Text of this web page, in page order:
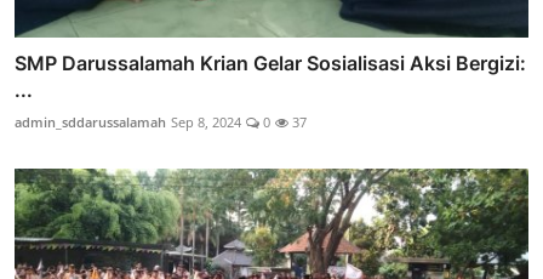
SMP Darussalamah Krian Gelar Sosialisasi Aksi Bergizi:
...
admin_sddarussalamah Sep 8, 2024 0 37